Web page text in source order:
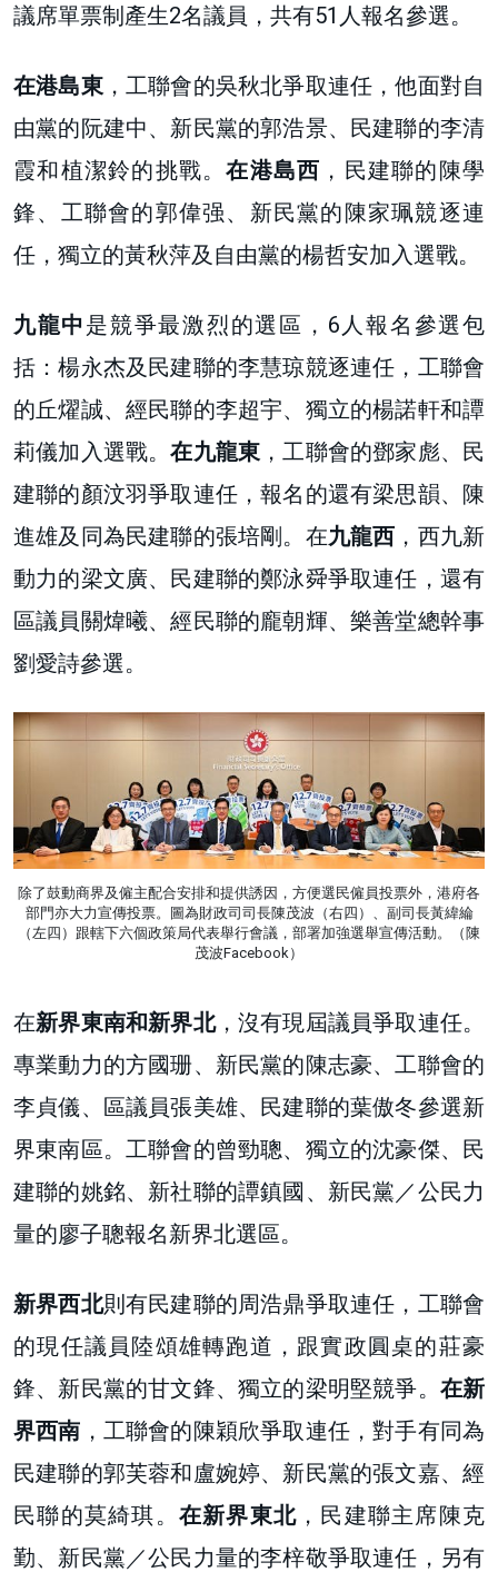
議席單票制產生2名議員，共有51人報名參選。
在港島東，工聯會的吳秋北爭取連任，他面對自
由黨的阮建中、新民黨的郭浩景、民建聯的李清
霞和植潔鈴的挑戰。在港島西 ，民建聯的陳學
鋒、工聯會的郭偉强、新民黨的陳家珮競逐連
任，獨立的黃秋萍及自由黨的楊哲安加入選戰。
九龍中是競爭最激烈的選區，6人報名參選包
括：楊永杰及民建聯的李慧琼競逐連任，工聯會
的丘燿誠、經民聯的李超宇、獨立的楊諾軒和譚
莉儀加入選戰。在九龍東 ，工聯會的鄧家彪、民
建聯的顏汶羽爭取連任，報名的還有梁思韻、陳
進雄及同為民建聯的張培剛。在九龍西 ，西九新
動力的梁文廣、民建聯的鄭泳舜爭取連任，還有
區議員關煒曦、經民聯的龐朝輝、樂善堂總幹事
劉愛詩參選。
除了鼓動商界及僱主配合安排和提供誘因，方便選民僱員投票外，港府各
部門亦大力宣傳投票。圖為財政司司長陳茂波（右四）、副司長黃緯綸
（左四）跟轄下六個政策局代表舉行會議，部署加強選舉宣傳活動。（陳
茂波Facebook）
在新界東南和新界北，沒有現屆議員爭取連任。
專業動力的方國珊、新民黨的陳志豪、工聯會的
李貞儀、區議員張美雄、民建聯的葉傲冬參選新
界東南區。工聯會的曾勁聰、獨立的沈豪傑、民
建聯的姚銘、新社聯的譚鎮國、新民黨／公民力
量的廖子聰報名新界北選區。
新界西北則有民建聯的周浩鼎爭取連任，工聯會
的現任議員陸頌雄轉跑道，跟實政圓桌的莊豪
鋒、新民黨的甘文鋒、獨立的梁明堅競爭。 在新
界西南 ，工聯會的陳穎欣爭取連任，對手有同為
民建聯的郭芙蓉和盧婉婷、新民黨的張文嘉、經
民聯的莫綺琪。 在新界東北 ，民建聯主席陳克
勤、新民黨／公民力量的李梓敬爭取連任，另有